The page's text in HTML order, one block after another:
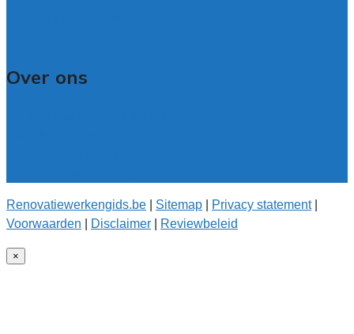
Over ons
Renovatiewerkengids.be Sitemap Privacy statement|
Voorwaarden
Disclaimer Reviewbeleid
×